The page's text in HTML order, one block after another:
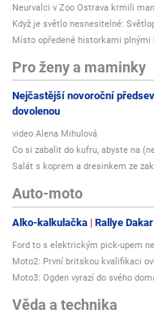
Neurvalci v Zoo Ostrava krmili
Když je světlo nesnesitelné:
Místo opředené historkami plnými
Pro ženy a maminky
Nejčastější novoroční
dovolenou
video Alena Mihulová
Co si zabalit do kufru, abyste na
Salát s koprem a dresinkem ze
Auto-moto
Alko-kalkulačka Rallye
Ford to s elektrickým pick-upem
Moto2: První britskou kvalifikaci
Moto3: Ogden vyrazí do svého
Věda a technika